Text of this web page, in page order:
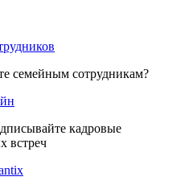
семейным сотрудникам?
кадровые
встреч